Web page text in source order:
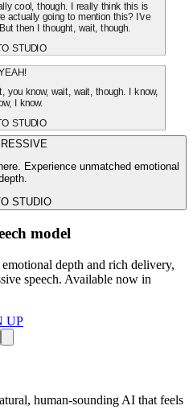
cool, though. I really think this is
actually going to mention this? I've
then I thought, wait, though.
STUDIO
you know, wait, wait, though. I know,
I know.
STUDIO
Experience unmatched emotional
STUDIO
model
depth and rich delivery,
speech. Available now in
UP
human-sounding AI that feels